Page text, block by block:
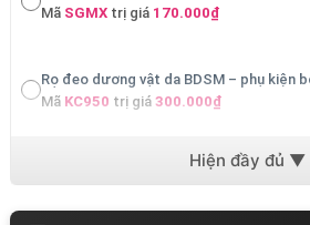
Mã SGMXtrị giá 170.000₫
Rọ đeo dương vật da BDSM – phụ kiện
Mã KC950 trị giá 300.000₫
Vòng bi đeo dương vật Stay Hard –
MãVS301trị giá200.000₫